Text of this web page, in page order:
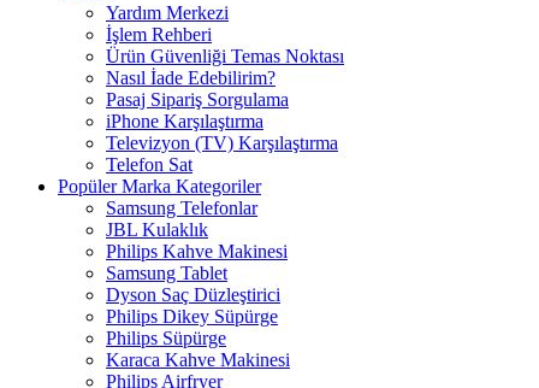
Yardım Merkezi
İşlem Rehberi
Ürün Güvenliği Temas Noktası
Nasıl İade Edebilirim?
Pasaj Sipariş Sorgulama
iPhone Karşılaştırma
Televizyon (TV) Karşılaştırma
Telefon Sat
Popüler Marka Kategoriler
Samsung Telefonlar
JBL Kulaklık
Philips Kahve Makinesi
Samsung Tablet
Dyson Saç Düzleştirici
Philips Dikey Süpürge
Philips Süpürge
Karaca Kahve Makinesi
Philips Airfryer